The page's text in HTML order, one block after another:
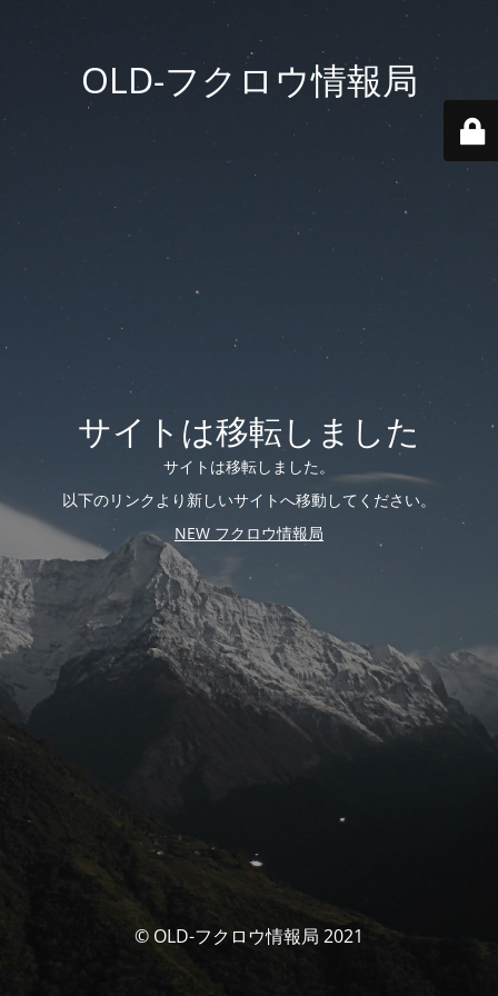
OLD-フクロウ情報局
サイトは移転しました
サイトは移転しました。
以下のリンクより新しいサイトへ移動してください。
NEW フクロウ情報局
© OLD-フクロウ情報局 2021